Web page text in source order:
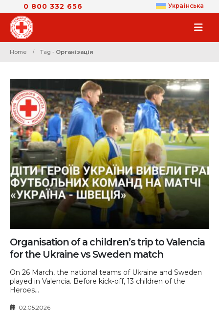
0 800 332 656 Українська
Home Tag - Організація
Organisation of a children’s trip to Valencia
for the Ukraine vs Sweden match
On 26 March, the national teams of Ukraine and Sweden
played in Valencia. Before kick-off, 13 children of the
Heroes...
02.05.2026